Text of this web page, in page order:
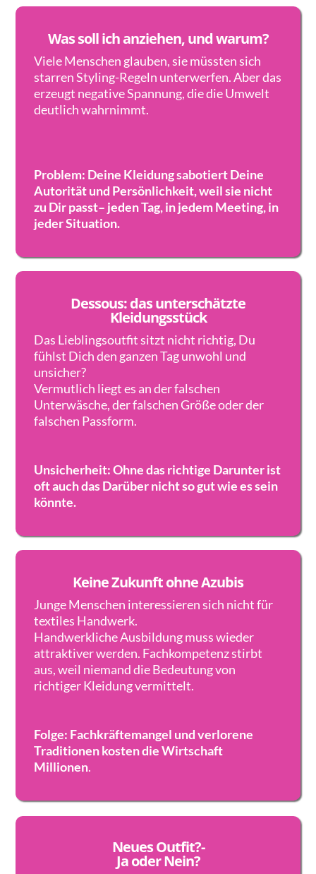
Was soll ich anziehen, und warum?
Viele Menschen glauben, sie müssten sich
starren Styling-Regeln unterwerfen. Aber das
erzeugt negative Spannung, die die Umwelt
deutlich wahrnimmt.
Problem: Deine Kleidung sabotiert Deine
Autorität und Persönlichkeit, weil sie nicht
zu Dir passt– jeden Tag, in jedem Meeting, in
jeder Situation.
Dessous: das unterschätzte
Kleidungsstück
Das Lieblingsoutfit sitzt nicht richtig, Du
fühlst Dich den ganzen Tag unwohl und
unsicher?
Vermutlich liegt es an der falschen
Unterwäsche, der falschen Größe oder der
falschen Passform.
Unsicherheit: Ohne das richtige Darunter ist
oft auch das Darüber nicht so gut wie es sein
könnte.
Keine Zukunft ohne Azubis
Junge Menschen interessieren sich nicht für
textiles Handwerk.
Handwerkliche Ausbildung muss wieder
attraktiver werden. Fachkompetenz stirbt
aus, weil niemand die Bedeutung von
richtiger Kleidung vermittelt.
Folge: Fachkräftemangel und verlorene
Traditionen kosten die Wirtschaft
Millionen.
Neues Outfit?-
Ja oder Nein?